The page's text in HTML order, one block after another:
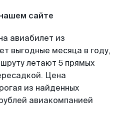
сайте
авиабилет из
выгодные месяца в году,
летают 5 прямых
Цена
из найденных
авиакомпанией